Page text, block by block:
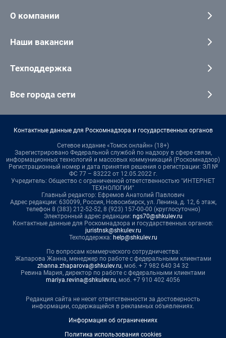
О компании
Наши вакансии
Техподдержка
Все города сети
Контактные данные для Роскомнадзора и государственных органов
Сетевое издание «Томск онлайн» (18+)
Зарегистрировано Федеральной службой по надзору в сфере связи,
информационных технологий и массовых коммуникаций (Роскомнадзор)
Регистрационный номер и дата принятия решения о регистрации: ЭЛ №
ФС 77 – 83222 от 12.05.2022 г.
Учредитель: Общество с ограниченной ответственностью "ИНТЕРНЕТ
ТЕХНОЛОГИИ"
Главный редактор: Ефремов Анатолий Павлович
Адрес редакции: 630099, Россия, Новосибирск, ул. Ленина, д. 12, 6 этаж,
телефон 8 (383) 212-52-52, 8 (923) 157-00-00 (круглосуточно)
Электронный адрес редакции: ngs70@shkulev.ru
Контактные данные для Роскомнадзора и государственных органов:
juristnsk@shkulev.ru
Техподдержка: help@shkulev.ru
По вопросам коммерческого сотрудничества:
Жапарова Жанна, менеджер по работе с федеральными клиентами
zhanna.zhaparova@shkulev.ru, моб. + 7 982 640 34 32
Ревина Мария, директор по работе с федеральными клиентами
mariya.revina@shkulev.ru, моб. +7 910 402 4056
Редакция сайта не несет ответственности за достоверность
информации, содержащейся в рекламных объявлениях.
Информация об ограничениях
Политика использования cookies